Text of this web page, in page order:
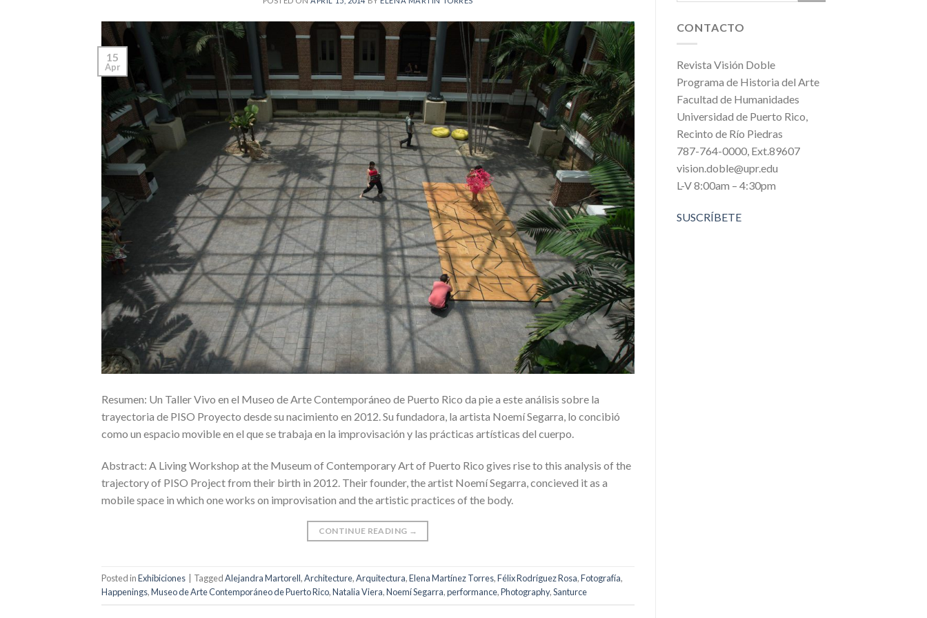
15
Apr
Resumen: Un Taller Vivo en el Museo de Arte Contemporáneo de Puerto Rico da pie a este análisis sobre la
trayectoria de PISO Proyecto desde su nacimiento en 2012. Su fundadora, la artista Noemí Segarra, lo concibió
como un espacio movible en el que se trabaja en la improvisación y las prácticas artísticas del cuerpo.
Abstract: A Living Workshop at the Museum of Contemporary Art of Puerto Rico gives rise to this analysis of the
trajectory of PISO Project from their birth in 2012. Their founder, the artist Noemí Segarra, concieved it as a
mobile space in which one works on improvisation and the artistic practices of the body.
CONTINUE READING →
Posted inExhibiciones TaggedAlejandra Martorell,Architecture,Arquitectura,Elena Martínez Torres,Félix Rodríguez Rosa,Fotografía,
Happenings,Museo de Arte Contemporáneo de Puerto Rico,Natalia Viera,Noemí Segarra,performance,Photography,Santurce
CONTACTO
Revista Visión Doble
Programa de Historia del Arte
Facultad de Humanidades
Universidad de Puerto Rico,
Recinto de Río Piedras
787-764-0000, Ext.89607
vision.doble@upr.edu
L-V 8:00am – 4:30pm
SUSCRÍBETE